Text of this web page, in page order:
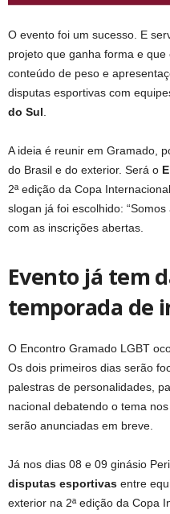
O evento foi um sucesso. E
projeto que ganha forma e
conteúdo de peso e
disputas esportivas com
do Sul
A ideia é reunir em Gramado,
do Brasil e do exterior. Será o
2ª edição da Copa
slogan já foi escolhido:
com as inscrições abertas.
Evento já tem
temporada de
O Encontro Gramado LGBT
Os dois primeiros dias serão
palestras de personalidades,
nacional debatendo o tema
serão anunciadas em breve.
Já nos dias 08 e 09 ginásio
disputas esportivas entre
exterior na 2ª edição da Copa